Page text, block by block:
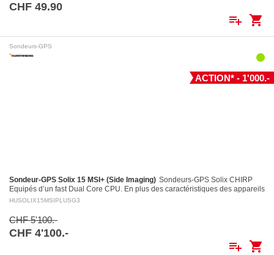
CHF 49.90
playlist_add shopping_cart
Sondeurs-GPS
ACTION* - 1'000.-
Sondeur-GPS Solix 15 MSI+ (Side Imaging) Sondeurs-GPS Solix CHIRP
Equipés d’un fast Dual Core CPU. En plus des caractéristiques des appareils
Helix, entre autres le puissant système…
HUSOLIX15MSIPLUSG3
CHF 5'100.-
CHF 4'100.-
playlist_add shopping_cart